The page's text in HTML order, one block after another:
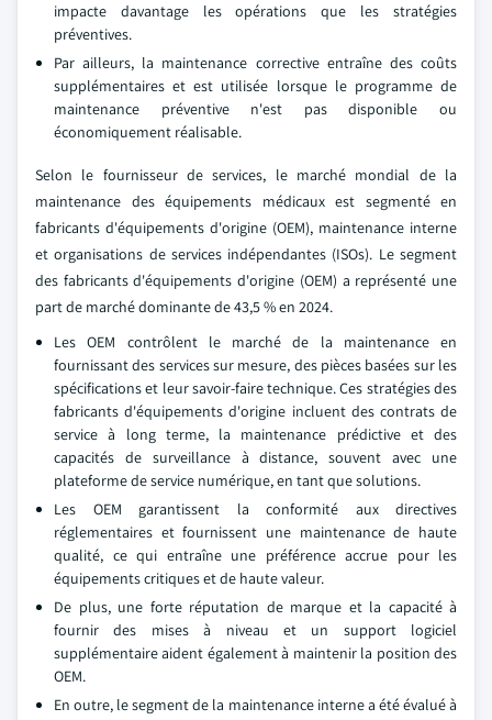
impacte davantage les opérations que les stratégies
préventives.
Par ailleurs, la maintenance corrective entraîne des coûts
supplémentaires et est utilisée lorsque le programme de
maintenance préventive n'est pas disponible ou
économiquement réalisable.
Selon le fournisseur de services, le marché mondial de la
maintenance des équipements médicaux est segmenté en
fabricants d'équipements d'origine (OEM), maintenance interne
et organisations de services indépendantes (ISOs). Le segment
des fabricants d'équipements d'origine (OEM) a représenté une
part de marché dominante de 43,5 % en 2024.
Les OEM contrôlent le marché de la maintenance en
fournissant des services sur mesure, des pièces basées sur les
spécifications et leur savoir-faire technique. Ces stratégies des
fabricants d'équipements d'origine incluent des contrats de
service à long terme, la maintenance prédictive et des
capacités de surveillance à distance, souvent avec une
plateforme de service numérique, en tant que solutions.
Les OEM garantissent la conformité aux directives
réglementaires et fournissent une maintenance de haute
qualité, ce qui entraîne une préférence accrue pour les
équipements critiques et de haute valeur.
De plus, une forte réputation de marque et la capacité à
fournir des mises à niveau et un support logiciel
supplémentaire aident également à maintenir la position des
OEM.
En outre, le segment de la maintenance interne a été évalué à